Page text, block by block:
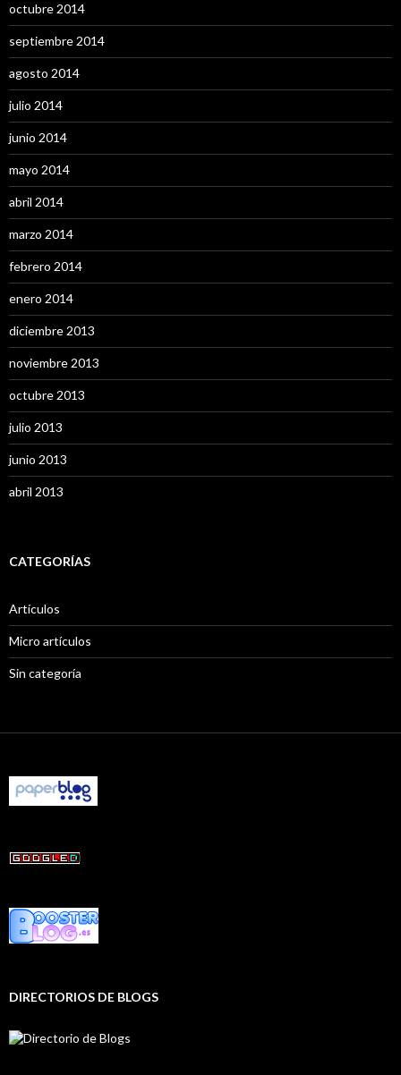
octubre 2014
septiembre 2014
agosto 2014
julio 2014
junio 2014
mayo 2014
abril 2014
marzo 2014
febrero 2014
enero 2014
diciembre 2013
noviembre 2013
octubre 2013
julio 2013
junio 2013
abril 2013
CATEGORÍAS
Artículos
Micro artículos
Sin categoría
DIRECTORIOS DE BLOGS